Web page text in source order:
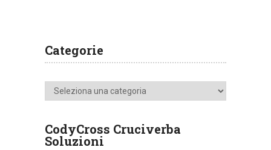
Categorie
Categorie
CodyCross Cruciverba
Soluzioni